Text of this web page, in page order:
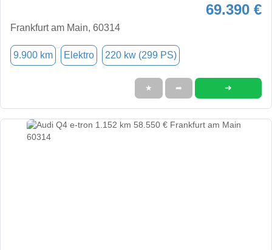
69.390 €
Frankfurt am Main, 60314
9.900 km Elektro 220 kw (299 PS)
★ ➦ ➜